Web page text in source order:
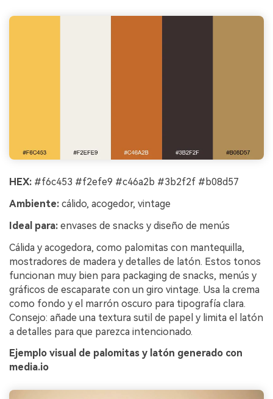
HEX: #f6c453 #f2efe9 #c46a2b #3b2f2f #b08d57
Ambiente: cálido, acogedor, vintage
Ideal para: envases de snacks y diseño de menús
Cálida y acogedora, como palomitas con mantequilla,
mostradores de madera y detalles de latón. Estos tonos
funcionan muy bien para packaging de snacks, menús y
gráficos de escaparate con un giro vintage. Usa la crema
como fondo y el marrón oscuro para tipografía clara.
Consejo: añade una textura sutil de papel y limita el latón
a detalles para que parezca intencionado.
Ejemplo visual de palomitas y latón generado con
media.io